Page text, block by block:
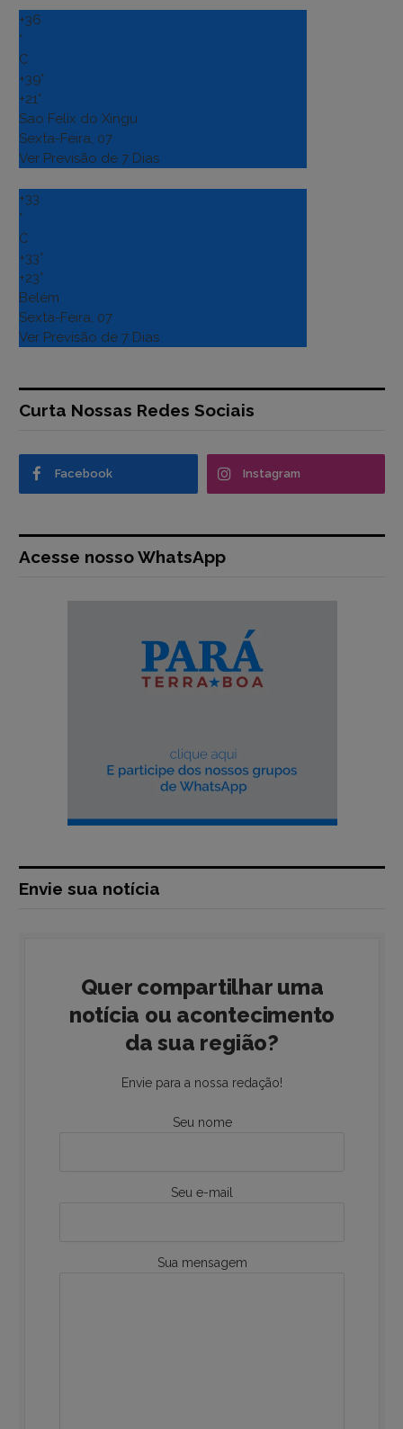
+36
°
C
+39°
+21°
Sao Felix do Xingu
Sexta-Feira, 07
Ver Previsão de 7 Dias
+33
°
C
+33°
+23°
Belém
Sexta-Feira, 07
Ver Previsão de 7 Dias
Curta Nossas Redes Sociais
Facebook Instagram
Acesse nosso WhatsApp
Envie sua notícia
Quer compartilhar uma
notícia ou acontecimento
da sua região?
Envie para a nossa redação!
Seu nome
Seu e-mail
Sua mensagem